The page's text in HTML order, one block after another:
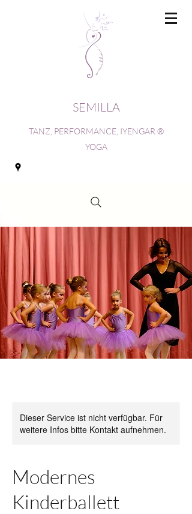
SEMILLA
TANZ, PERFORMANCE, IYENGAR ®
YOGA
Dieser Service ist nicht verfügbar. Für
weitere Infos bitte Kontakt aufnehmen.
Modernes
Kinderballett